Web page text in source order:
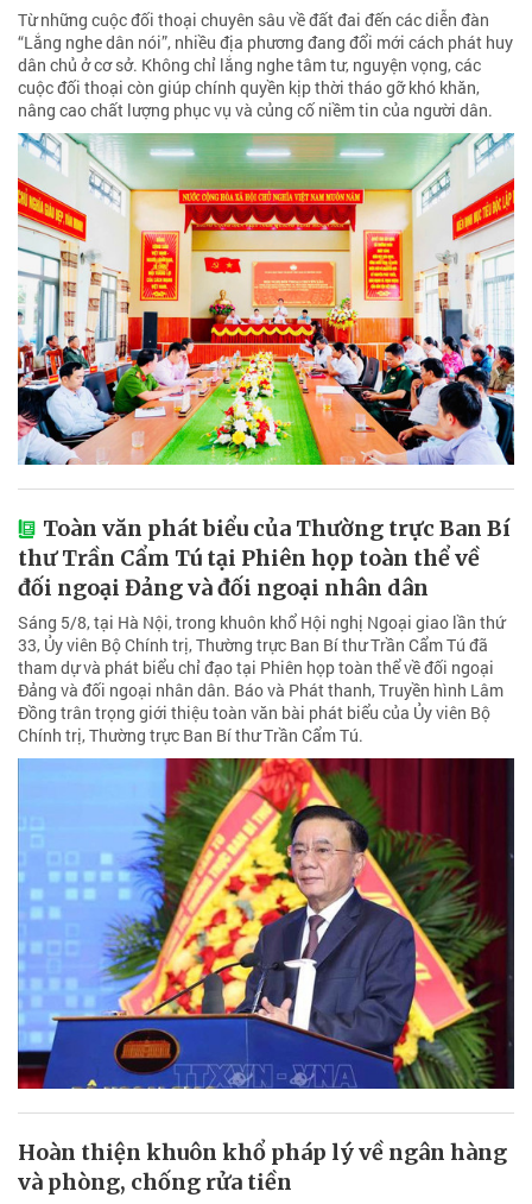
Từ những cuộc đối thoại chuyên sâu về đất đai đến các diễn đàn
“Lắng nghe dân nói”, nhiều địa phương đang đổi mới cách phát huy
dân chủ ở cơ sở. Không chỉ lắng nghe tâm tư, nguyện vọng, các
cuộc đối thoại còn giúp chính quyền kịp thời tháo gỡ khó khăn,
nâng cao chất lượng phục vụ và củng cố niềm tin của người dân.
Toàn văn phát biểu của Thường trực Ban Bí
thư Trần Cẩm Tú tại Phiên họp toàn thể về
đối ngoại Đảng và đối ngoại nhân dân
Sáng 5/8, tại Hà Nội, trong khuôn khổ Hội nghị Ngoại giao lần thứ
33, Ủy viên Bộ Chính trị, Thường trực Ban Bí thư Trần Cẩm Tú đã
tham dự và phát biểu chỉ đạo tại Phiên họp toàn thể về đối ngoại
Đảng và đối ngoại nhân dân. Báo và Phát thanh, Truyền hình Lâm
Đồng trân trọng giới thiệu toàn văn bài phát biểu của Ủy viên Bộ
Chính trị, Thường trực Ban Bí thư Trần Cẩm Tú.
Hoàn thiện khuôn khổ pháp lý về ngân hàng
và phòng, chống rửa tiền